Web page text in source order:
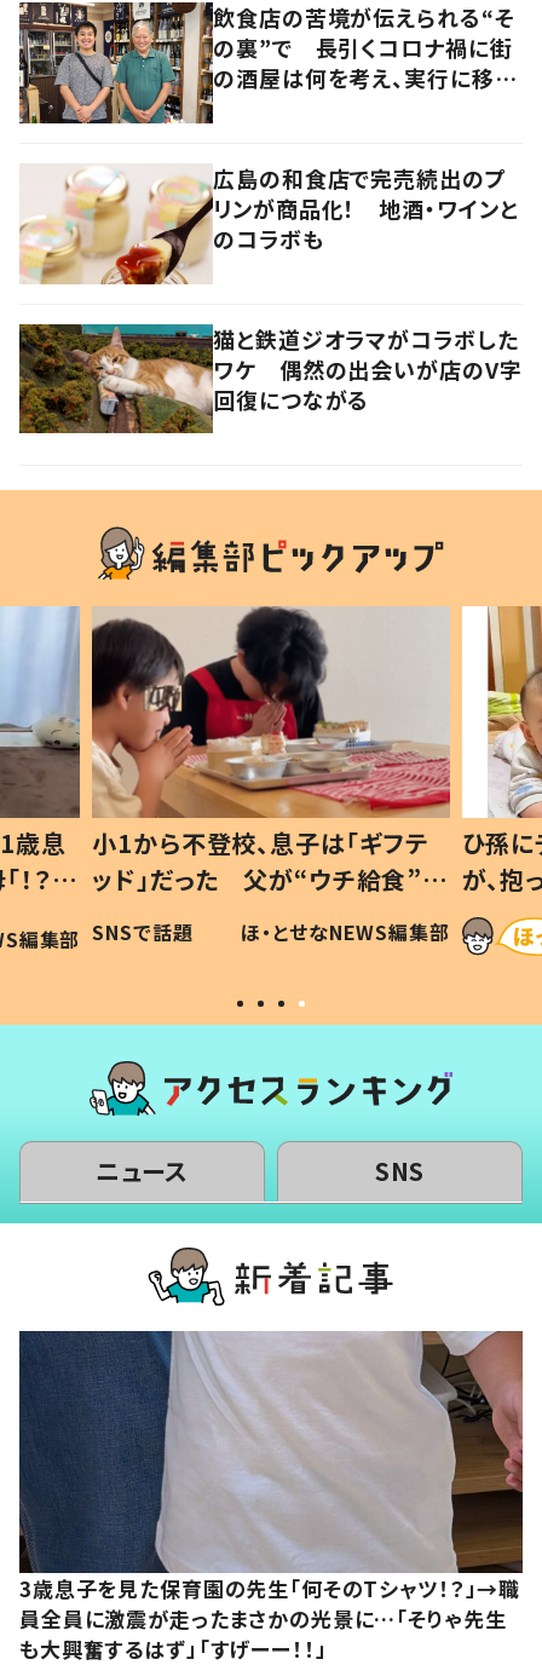
飲食店の苦境が伝えられる“そ
の裏”で 長引くコロナ禍に街
の酒屋は何を考え、実行に移し
広島の和食店で完売続出のプ
リンが商品化！ 地酒・ワインと
のコラボも
猫と鉄道ジオラマがコラボした
ワケ 偶然の出会いが店のV字
回復につながる
歳息
？」
編集部
小1から不登校、息子は「ギフテ
ッド」だった 父が“ウチ給食”を
作り続ける理由とは #令和の親
#令和の子
SNSで話題 ほ・とせなNEWS編集部
ひ孫
が、
「涙が
い」
ニュース SNS
3歳息子を見た保育園の先生「何そのTシャツ！？」→職
員全員に激震が走ったまさかの光景に…「そりゃ先生
も大興奮するはず」「すげーー！！」